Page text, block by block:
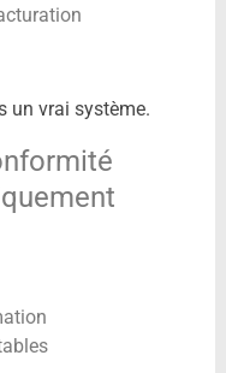
un vrai système.